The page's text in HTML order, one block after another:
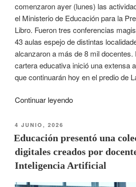
comenzaron ayer (lunes) las
el Ministerio de Educación para la
Libro. Fueron tres conferencias
43 aulas espejo de distintas
alcanzaron a más de 8 mil docentes.
cartera educativa inició una extensa
que continuarán hoy en el predio de
Continuar leyendo
4 JUNIO, 2026
Educación presentó una
digitales creados por
Inteligencia Artificial